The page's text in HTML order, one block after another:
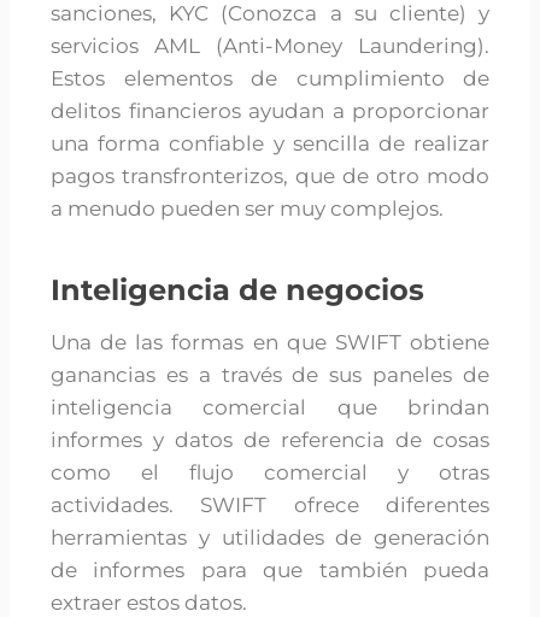
sanciones, KYC (Conozca a su cliente) y
servicios AML (Anti-Money Laundering).
Estos elementos de cumplimiento de
delitos financieros ayudan a proporcionar
una forma confiable y sencilla de realizar
pagos transfronterizos, que de otro modo
a menudo pueden ser muy complejos.
Inteligencia de negocios
Una de las formas en que SWIFT obtiene
ganancias es a través de sus paneles de
inteligencia comercial que brindan
informes y datos de referencia de cosas
como el flujo comercial y otras
actividades. SWIFT ofrece diferentes
herramientas y utilidades de generación
de informes para que también pueda
extraer estos datos.